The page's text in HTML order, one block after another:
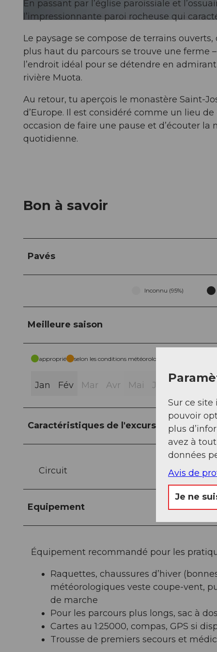
En passant par l’église paroissiale et
l’impressionnante paroi rocheuse qui
Le paysage se compose de terrains
plus haut du parcours se trouve une ferme
l’endroit idéal pour se détendre en
rivière Muota.
Au retour, tu aperçois le monastère Saint-
d’Europe. Il est considéré comme un lieu
occasion de faire une pause et d’écouter
quotidienne.
Bon à savoir
Pavés
Inconnu (95%)
Meilleure saison
approprié selon les conditions météorologiques
Jan Fév Mar Avr Mai Jui Jui Aoû
Caractéristiques de l'excursion
Circuit
Equipement
Équipement recommandé pour les
Raquettes, chaussures d’hiver
météorologiques veste coupe-vent,
de marche
Pour les parcours plus longs, sac à
Cartes au 1:25000, compas, GPS si
Trousse de premiers secours et
Sur ce site
pouvoir
plus
avez à
données
Avis de
Je ne